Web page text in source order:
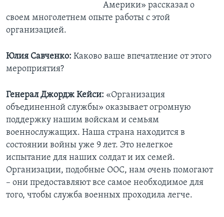
Америки» рассказал о
своем многолетнем опыте работы с этой
организацией.
Юлия Савченко: Каково ваше впечатление от этого
мероприятия?
Генерал Джордж Кейси: «Организация
объединенной службы» оказывает огромную
поддержку нашим войскам и семьям
военнослужащих. Наша страна находится в
состоянии войны уже 9 лет. Это нелегкое
испытание для наших солдат и их семей.
Организации, подобные ООС, нам очень помогают
– они предоставляют все самое необходимое для
того, чтобы служба военных проходила легче.